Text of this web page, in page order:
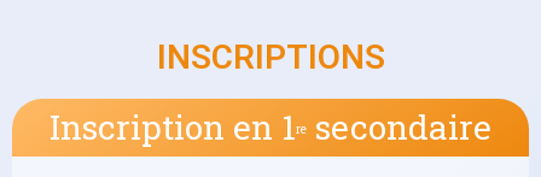
INSCRIPTIONS
Inscription en 1re secondaire